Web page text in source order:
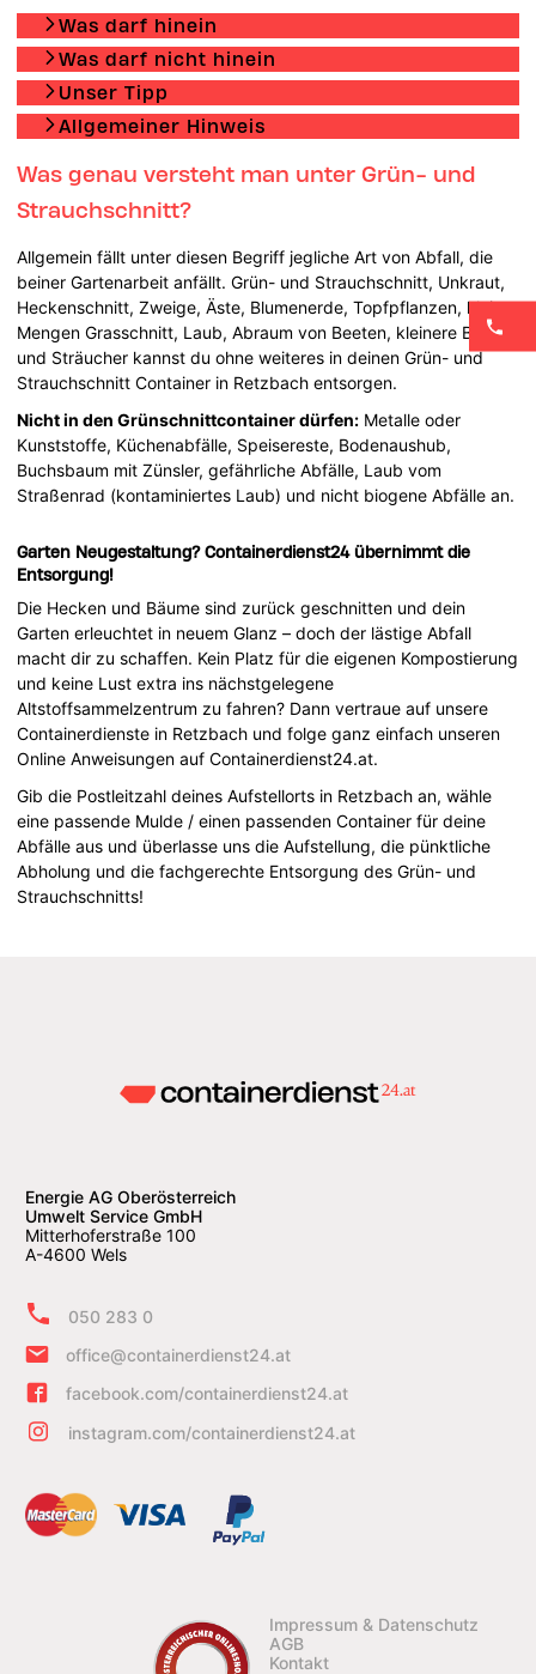
Was darf hinein
Was darf nicht hinein
Unser Tipp
Allgemeiner Hinweis
Was genau versteht man unter Grün- und
Strauchschnitt?
Allgemein fällt unter diesen Begriff jegliche Art von Abfall, die
beiner Gartenarbeit anfällt. Grün- und Strauchschnitt, Unkraut,
Heckenschnitt, Zweige, Äste, Blumenerde, Topfpflanzen, kleine
Mengen Grasschnitt, Laub, Abraum von Beeten, kleinere Bäume
und Sträucher kannst du ohne weiteres in deinen Grün- und
Strauchschnitt Container in Retzbach entsorgen.
Nicht in den Grünschnittcontainer dürfen: Metalle oder
Kunststoffe, Küchenabfälle, Speisereste, Bodenaushub,
Buchsbaum mit Zünsler, gefährliche Abfälle, Laub vom
Straßenrad (kontaminiertes Laub) und nicht biogene Abfälle an.
Garten Neugestaltung? Containerdienst24 übernimmt die
Entsorgung!
Die Hecken und Bäume sind zurück geschnitten und dein
Garten erleuchtet in neuem Glanz – doch der lästige Abfall
macht dir zu schaffen. Kein Platz für die eigenen Kompostierung
und keine Lust extra ins nächstgelegene
Altstoffsammelzentrum zu fahren? Dann vertraue auf unsere
Containerdienste in Retzbach und folge ganz einfach unseren
Online Anweisungen auf Containerdienst24.at.
Gib die Postleitzahl deines Aufstellorts in Retzbach an, wähle
eine passende Mulde / einen passenden Container für deine
Abfälle aus und überlasse uns die Aufstellung, die pünktliche
Abholung und die fachgerechte Entsorgung des Grün- und
Strauchschnitts!
Energie AG Oberösterreich
Umwelt Service GmbH
Mitterhoferstraße 100
A-4600 Wels
050 283 0
office@containerdienst24.at
facebook.com/containerdienst24.at
instagram.com/containerdienst24.at
Impressum & Datenschutz
AGB
Kontakt